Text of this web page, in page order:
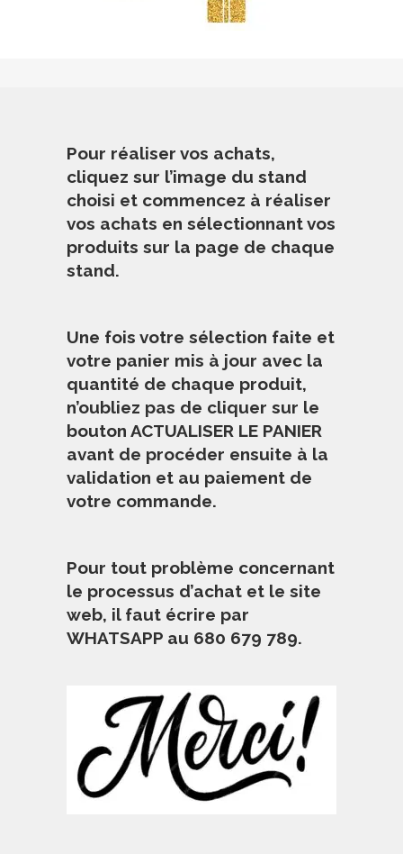
Pour réaliser vos achats,
cliquez sur l’image du stand
choisi et commencez à réaliser
vos achats en sélectionnant vos
produits sur la page de chaque
stand.
Une fois votre sélection faite et
votre panier mis à jour avec la
quantité de chaque produit,
n’oubliez pas de cliquer sur le
bouton ACTUALISER LE PANIER
avant de procéder ensuite à la
validation et au paiement de
votre commande.
Pour tout problème concernant
le processus d’achat et le site
web, il faut écrire par
WHATSAPP au 680 679 789.